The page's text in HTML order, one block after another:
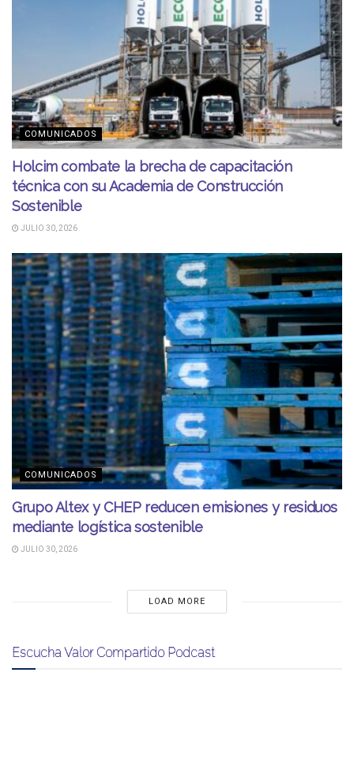
COMUNICADOS
Holcim combate la brecha de capacitación
técnica con su Academia de Construcción
Sostenible
JULIO 30, 2026
COMUNICADOS
Grupo Altex y CHEP reducen emisiones y residuos
mediante logística sostenible
JULIO 30, 2026
LOAD MORE
Escucha Valor Compartido Podcast